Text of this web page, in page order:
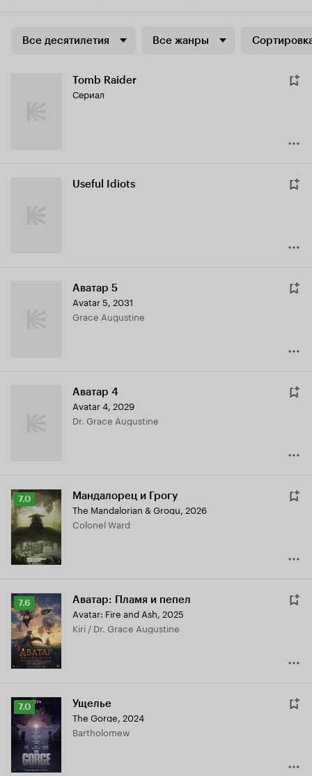
Все десятилетия Все жанры
Tomb Raider
Сериал
Useful Idiots
Аватар 5
Avatar 5, 2031
Grace Augustine
Аватар 4
Avatar 4, 2029
Dr. Grace Augustine
Рейтинг
Кинопоиска
7.0
7.0 Мандалорец и Грогу
The Mandalorian & Grogu, 2026
Colonel Ward
Рейтинг
Кинопоиска
7.6
7.6 Аватар: Пламя и пепел
Avatar: Fire and Ash, 2025
Kiri / Dr. Grace Augustine
Рейтинг
Кинопоиска
7.0
7.0 Ущелье
The Gorge, 2024
Bartholomew